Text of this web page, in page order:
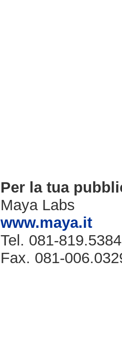
Per la tua
Maya Labs
www.maya.it
Tel. 081-819.5384
Fax. 081-